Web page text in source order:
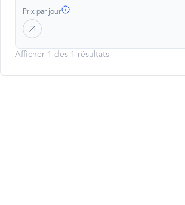
Prix par jour
Afficher 1 des 1 résultats